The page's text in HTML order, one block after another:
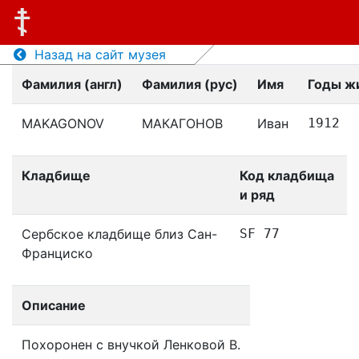
Назад на сайт музея
Фамилия (англ)
Фамилия (рус) Имя Годы
MAKAGONOV МАКАГОНОВ Иван 1912
Кладбище
Код кладбища
и ряд
Сербское кладбище близ Сан-
Франциско
SF 77
Описание
Похоронен с внучкой Ленковой В.